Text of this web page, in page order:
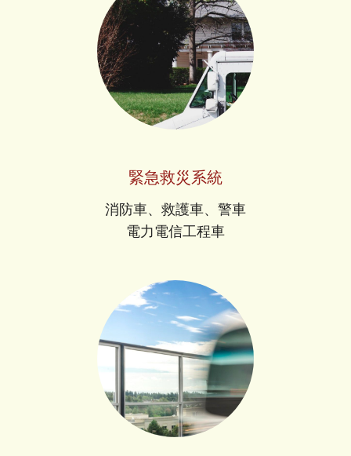
緊急救災系統
消防車、救護車、警車
電力電信工程車